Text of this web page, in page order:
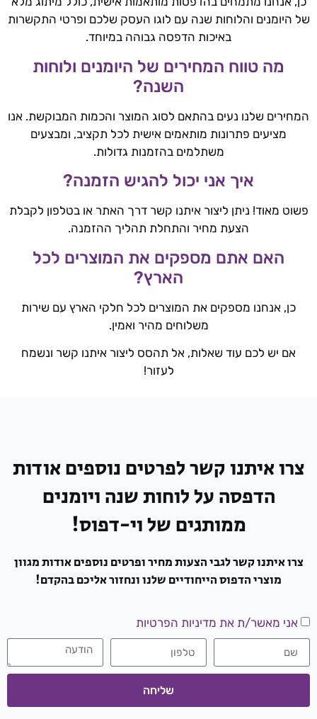
של היומנים והלוחות שנה עם לוגו העסק שלכם ופרטי התקשרות
באיכות הדפסה גבוהה במיוחד.
מה טווח המחירים של היומנים ולוחות
השנה?
המחירים שלנו נעים בהתאם לסוג המוצר והכמות המבוקשת. אנו
מציעים פתרונות מותאמים אישית לכל תקציב, ומבצעים
משתלמים בהזמנות גדולות.
איך אני יכול להגיש הזמנה?
פשוט מאוד! ניתן ליצור איתנו קשר דרך האתר או בטלפון לקבלת
הצעת מחיר והתחלת תהליך ההזמנה.
האם אתם מספקים את המוצרים לכל
הארץ?
כן, אנחנו מספקים את המוצרים לכל חלקי הארץ עם שירות
משלוחים מהיר ואמין.
אם יש לכם עוד שאלות, אל תהסס ליצור איתנו קשר ונשמח
לעזור!
צרו איתנו קשר לפרטים נוספים אודות​
הדפסה על לוחות שנה ויומנים
ממותגים של וי-דפוס!
צרו איתנו קשר לגבי הצעות מחיר ופרטים נוספים אודות מגוון
מוצרי הדפוס הייחודיים שלנו ונחזור אליכם בהקדם!
אני מאשר/ת את מדיניות הפרטיות
שליחה